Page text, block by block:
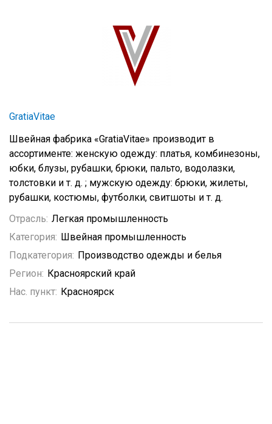
GratiaVitae
Швейная фабрика «GratiaVitae» производит в
ассортименте: женскую одежду: платья, комбинезоны,
юбки, блузы, рубашки, брюки, пальто, водолазки,
толстовки и т. д. ; мужскую одежду: брюки, жилеты,
рубашки, костюмы, футболки, свитшоты и т. д.
Отрасль: Легкая промышленность
Категория: Швейная промышленность
Подкатегория: Производство одежды и белья
Регион: Красноярский край
Нас. пункт: Красноярск